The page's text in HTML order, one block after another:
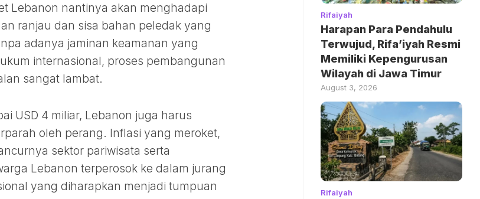
Lebanon nantinya akan menghadapi
ranjau dan sisa bahan peledak yang
adanya jaminan keamanan yang
internasional, proses pembangunan
sangat lambat.
USD 4 miliar, Lebanon juga harus
oleh perang. Inflasi yang meroket,
sektor pariwisata serta
Lebanon terperosok ke dalam jurang
yang diharapkan menjadi tumpuan
Rifaiyah
Harapan Para Pendahulu
Terwujud, Rifa’iyah Resmi
Memiliki Kepengurusan
Wilayah di Jawa Timur
August 3, 2026
Rifaiyah